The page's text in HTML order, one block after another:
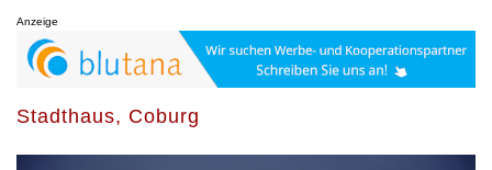
Anzeige
Stadthaus, Coburg